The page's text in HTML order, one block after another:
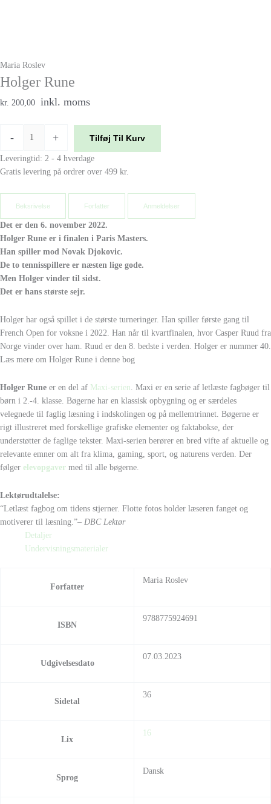
Maria Roslev
Holger Rune
kr. 200,00 inkl. moms
- + Tilføj Til Kurv
Leveringtid: 2 - 4 hverdage
Gratis levering på ordrer over 499 kr.
Beksrivelse Forfatter Anmeldelser
Det er den 6. november 2022.
Holger Rune er i finalen i Paris Masters.
Han spiller mod Novak Djokovic.
De to tennisspillere er næsten lige gode.
Men Holger vinder til sidst.
Det er hans største sejr.
Holger har også spillet i de største turneringer. Han spiller første gang til
French Open for voksne i 2022. Han når til kvartfinalen, hvor Casper Ruud fra
Norge vinder over ham. Ruud er den 8. bedste i verden. Holger er nummer 40.
Læs mere om Holger Rune i denne bog
Holger Rune er en del af Maxi-serien . Maxi er en serie af letlæste fagbøger til
børn i 2.-4. klasse. Bøgerne har en klassisk opbygning og er særdeles
velegnede til faglig læsning i indskolingen og på mellemtrinnet. Bøgerne er
rigt illustreret med forskellige grafiske elementer og faktabokse, der
understøtter de faglige tekster. Maxi-serien berører en bred vifte af aktuelle og
relevante emner om alt fra klima, gaming, sport, og naturens verden. Der
følger elevopgaver med til alle bøgerne.
Lektørudtalelse:
“Letlæst fagbog om tidens stjerner. Flotte fotos holder læseren fanget og
motiverer til læsning.”– DBC Lektør
Detaljer
Undervisningsmaterialer
Forfatter
Maria Roslev
ISBN
9788775924691
Udgivelsesdato
07.03.2023
Sidetal
36
Lix
16
Sprog
Dansk